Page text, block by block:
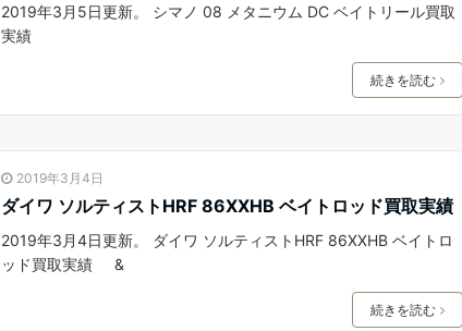
2019年3月5日更新。 シマノ 08 メタニウム DC ベイトリール買取
実績
続きを読む
2019年3月4日
ダイワ ソルティストHRF 86XXHB ベイトロッド買取実績
2019年3月4日更新。 ダイワ ソルティストHRF 86XXHB ベイトロ
ッド買取実績 &
続きを読む